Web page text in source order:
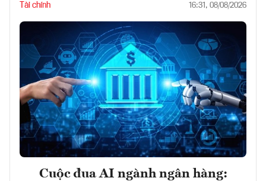
Tài chính 16:31, 08/08/2026
Cuộc đua AI ngành ngân hàng: